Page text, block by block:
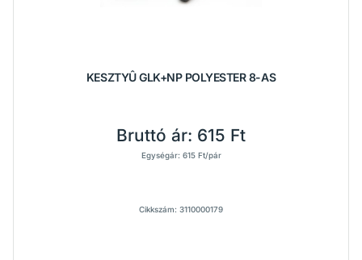
KESZTYÛ GLK+NP POLYESTER 8-AS
Bruttó ár: 615 Ft
Egységár: 615 Ft/pár
Cikkszám: 3110000179